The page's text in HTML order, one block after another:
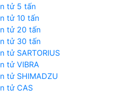
tử 5 tấn
tử 10 tấn
tử 20 tấn
tử 30 tấn
tử SARTORIUS
tử VIBRA
tử SHIMADZU
tử CAS